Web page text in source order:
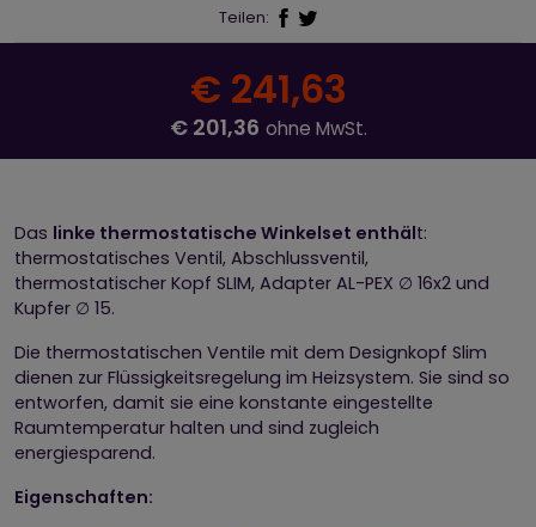
Teilen:
€ 241,63
€ 201,36 ohne MwSt.
Das linke thermostatische Winkelset enthält:
thermostatisches Ventil, Abschlussventil,
thermostatischer Kopf SLIM, Adapter AL-PEX ∅ 16x2 und
Kupfer ∅ 15.
Die thermostatischen Ventile mit dem Designkopf Slim
dienen zur Flüssigkeitsregelung im Heizsystem. Sie sind so
entworfen, damit sie eine konstante eingestellte
Raumtemperatur halten und sind zugleich
energiesparend.
Eigenschaften: